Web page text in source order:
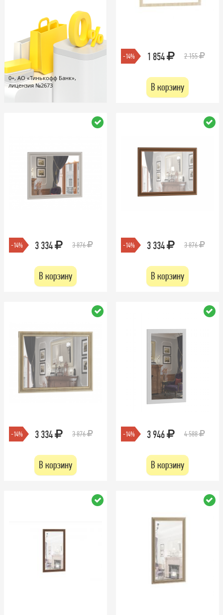
0+, АО «Тинькофф Банк»,
лицензия №2673
-14% 1 854 2 155
В корзину
-14% 3 334 3 876
В корзину
-14% 3 334 3 876
В корзину
-14% 3 334 3 876
В корзину
-14% 3 946 4 588
В корзину